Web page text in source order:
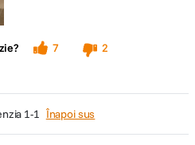
insa in acelasi timp pastrand o
de 112.6 x 69.9 x 45.3mm, si
este rezistent la stropi de apa si sigilat
7
2
1-1 Înapoi sus